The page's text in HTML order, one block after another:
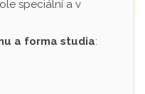
speciální a v
a forma studia: